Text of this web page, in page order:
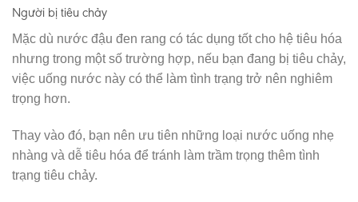
Người bị tiêu chảy
Mặc dù nước đậu đen rang có tác dụng tốt cho hệ tiêu hóa
nhưng trong một số trường hợp, nếu bạn đang bị tiêu chảy,
việc uống nước này có thể làm tình trạng trở nên nghiêm
trọng hơn.
Thay vào đó, bạn nên ưu tiên những loại nước uống nhẹ
nhàng và dễ tiêu hóa để tránh làm trầm trọng thêm tình
trạng tiêu chảy.